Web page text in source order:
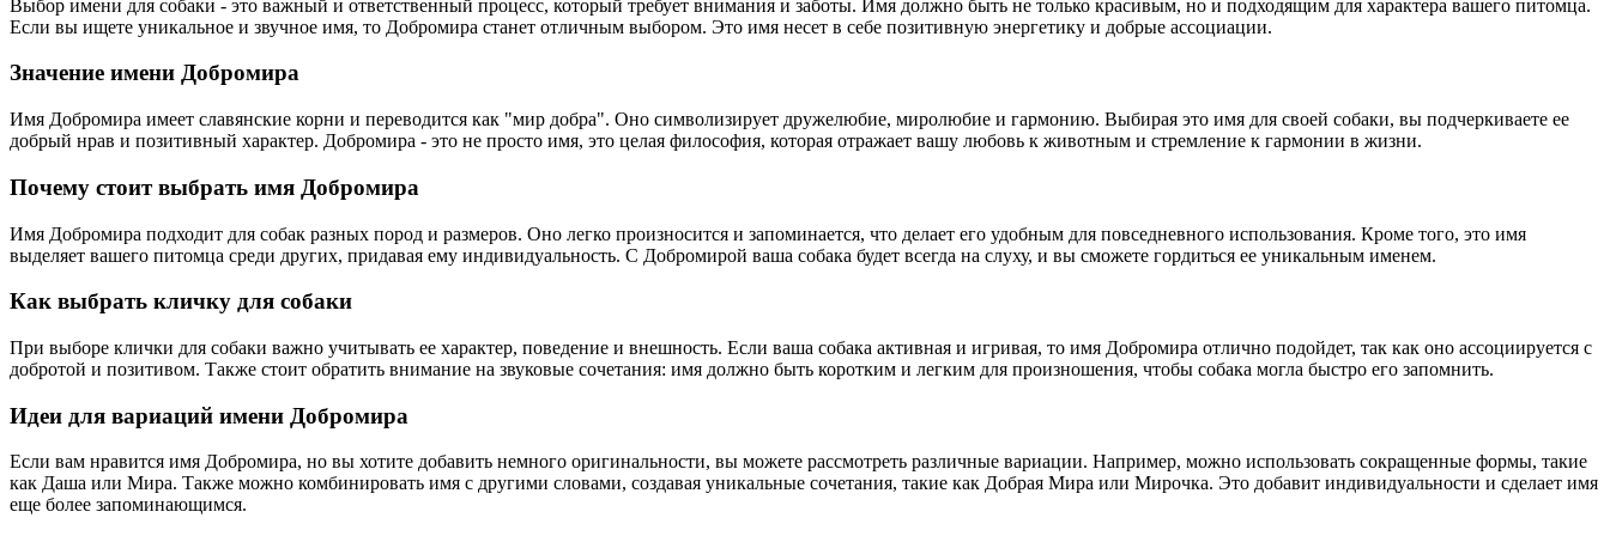
Выбор имени для собаки - это важный и ответственный процесс, который требует внимания и заботы. Имя должно быть не только красивым, но и подходящим для характера вашего питомца.
Если вы ищете уникальное и звучное имя, то Добромира станет отличным выбором. Это имя несет в себе позитивную энергетику и добрые ассоциации.
Значение имени Добромира
Имя Добромира имеет славянские корни и переводится как "мир добра". Оно символизирует дружелюбие, миролюбие и гармонию. Выбирая это имя для своей собаки, вы подчеркиваете ее
добрый нрав и позитивный характер. Добромира - это не просто имя, это целая философия, которая отражает вашу любовь к животным и стремление к гармонии в жизни.
Почему стоит выбрать имя Добромира
Имя Добромира подходит для собак разных пород и размеров. Оно легко произносится и запоминается, что делает его удобным для повседневного использования. Кроме того, это имя
выделяет вашего питомца среди других, придавая ему индивидуальность. С Добромирой ваша собака будет всегда на слуху, и вы сможете гордиться ее уникальным именем.
Как выбрать кличку для собаки
При выборе клички для собаки важно учитывать ее характер, поведение и внешность. Если ваша собака активная и игривая, то имя Добромира отлично подойдет, так как оно ассоциируется с
добротой и позитивом. Также стоит обратить внимание на звуковые сочетания: имя должно быть коротким и легким для произношения, чтобы собака могла быстро его запомнить.
Идеи для вариаций имени Добромира
Если вам нравится имя Добромира, но вы хотите добавить немного оригинальности, вы можете рассмотреть различные вариации. Например, можно использовать сокращенные формы, такие
как Даша или Мира. Также можно комбинировать имя с другими словами, создавая уникальные сочетания, такие как Добрая Мира или Мирочка. Это добавит индивидуальности и сделает имя
еще более запоминающимся.